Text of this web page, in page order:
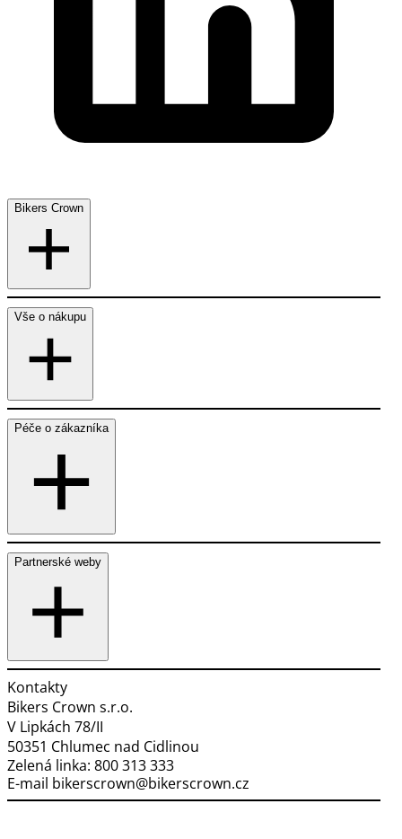
Bikers Crown
Vše o nákupu
Péče o zákazníka
Partnerské weby
Kontakty
Bikers Crown s.r.o.
V Lipkách 78/II
50351 Chlumec nad Cidlinou
Zelená linka: 800 313 333
E-mail bikerscrown@bikerscrown.cz